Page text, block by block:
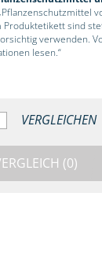
sind
verwenden.
lesen.“
VERGLEICHEN
(0)